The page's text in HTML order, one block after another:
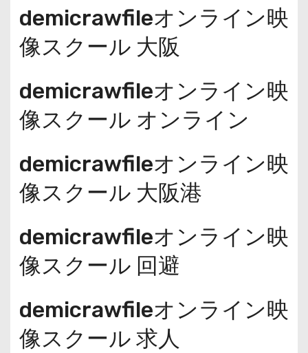
demicrawfileオンライン映
像スクール 大阪
demicrawfileオンライン映
像スクール オンライン
demicrawfileオンライン映
像スクール 大阪港
demicrawfileオンライン映
像スクール 回避
demicrawfileオンライン映
像スクール 求人